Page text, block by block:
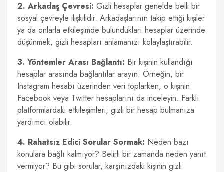
2. Arkadaş Çevresi: Gizli hesaplar genelde belli bir
sosyal çevreyle ilişkilidir. Arkadaşlarının takip ettiği kişiler
ya da onlarla etkileşimde bulundukları hesaplar üzerinde
düşünmek, gizli hesapları anlamanızı kolaylaştırabilir.
3. Yöntemler Arası Bağlantı: Bir kişinin kullandığı
hesaplar arasında bağlantılar arayın. Örneğin, bir
Instagram hesabı üzerinden veri toplarken, o kişinin
Facebook veya Twitter hesaplarını da inceleyin. Farklı
platformlardaki etkileşimleri, gizli bir hesap bulmanıza
yardımcı olabilir.
4. Rahatsız Edici Sorular Sormak: Neden bazı
konulara bağlı kalmıyor? Belirli bir zamanda neden yanıt
vermiyor? Bu gibi sorular, karşınızdaki kişinin gizli